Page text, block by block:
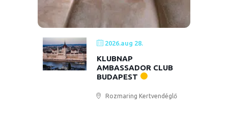
2026.aug 28.
KLUBNAP
AMBASSADOR CLUB
BUDAPEST
Rozmaring Kertvendéglő